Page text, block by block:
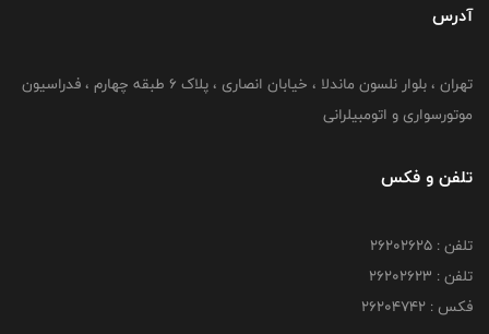
آدرس
تهران ، بلوار نلسون ماندلا ، خیابان انصاری ، پلاک ۶ طبقه چهارم ، فدراسیون
موتورسواری و اتومبیلرانی
تلفن و فکس
تلفن : ۲۶۲۰۲۶۲۵
تلفن : ۲۶۲۰۲۶۲۳
فکس : ۲۶۲۰۴۷۴۲